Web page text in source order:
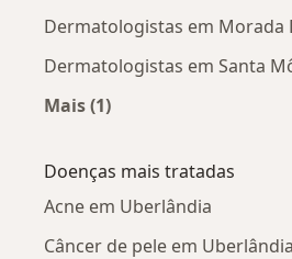
Dermatologistas em Morada
Dermatologistas em Santa
Mais (1)
Doenças mais tratadas
Acne em Uberlândia
Câncer de pele em Uberlândia